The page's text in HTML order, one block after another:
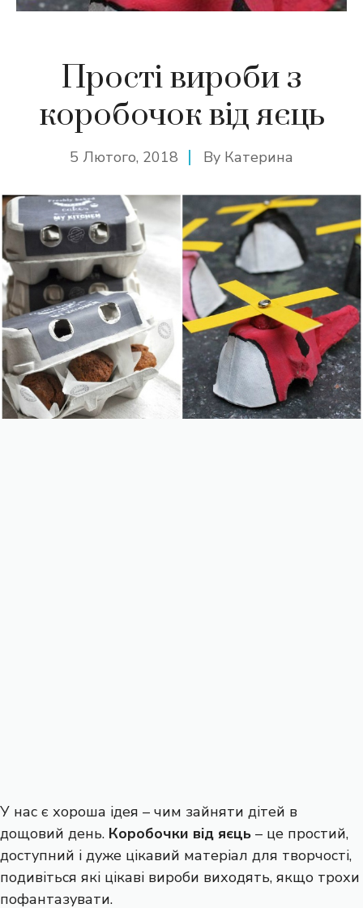
Прості вироби з
коробочок від яєць
5 Лютого, 2018 By Катерина
У нас є хороша ідея – чим зайняти дітей в
дощовий день. Коробочки від яєць – це простий,
доступний і дуже цікавий матеріал для творчості,
подивіться які цікаві вироби виходять, якщо трохи
пофантазувати.